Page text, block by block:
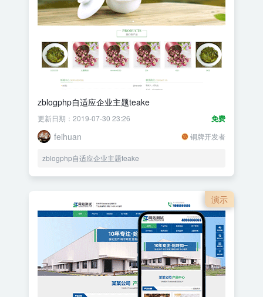
zblogphp自适应企业主题teake
免费
更新日期：2019-07-30 23:26
feihuan 铜牌开发者
zblogphp自适应企业主题teake
演示